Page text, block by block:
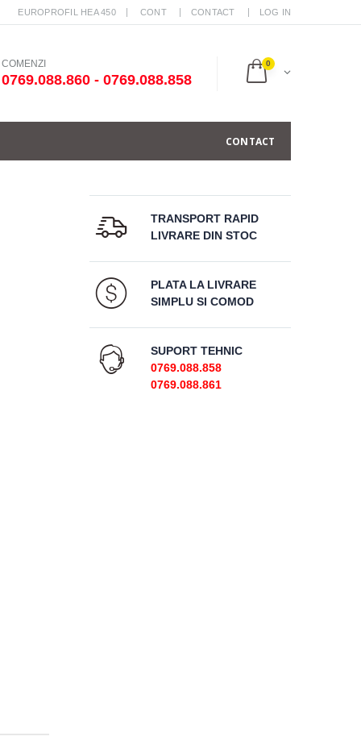
EUROPROFIL HEA 450 CONT CONTACT LOG IN
COMENZI
0769.088.860 - 0769.088.858
0
CONTACT
TRANSPORT RAPID
LIVRARE DIN STOC
PLATA LA LIVRARE
SIMPLU SI COMOD
SUPORT TEHNIC
0769.088.858
0769.088.861